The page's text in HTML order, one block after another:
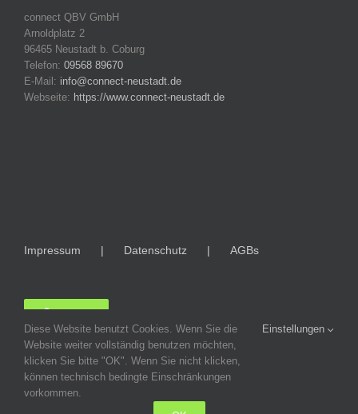
connect QBV GmbH
Arnoldplatz 2
96465 Neustadt b. Coburg
Telefon: 09568 89670
E-Mail: info@connect-neustadt.de
Webseite: https://www.connect-neustadt.de
Impressum Datenschutz AGBs
Diese Website benutzt Cookies. Wenn Sie die
Website weiter vollständig benutzen möchten,
klicken Sie bitte "OK". Wenn Sie nicht klicken,
können technisch bedingte Einschränkungen
vorkommen.
Einstellungen